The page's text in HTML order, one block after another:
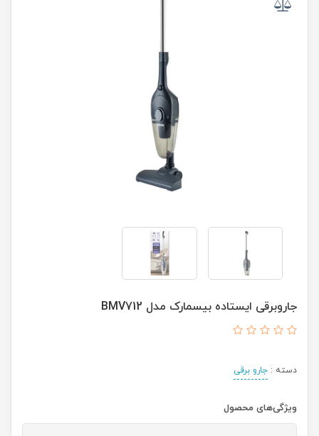
جاروبرقی ایستاده بیسمارک مدل BMV712
دسته : جارو برقی
ویژگی‌های محصول